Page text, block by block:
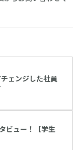
ェンジした社員
ビュー！【学生